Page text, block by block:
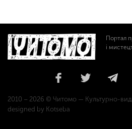
Портал
і
2010 – 2026 © Читомо — Культурно-
designed by Kotseba